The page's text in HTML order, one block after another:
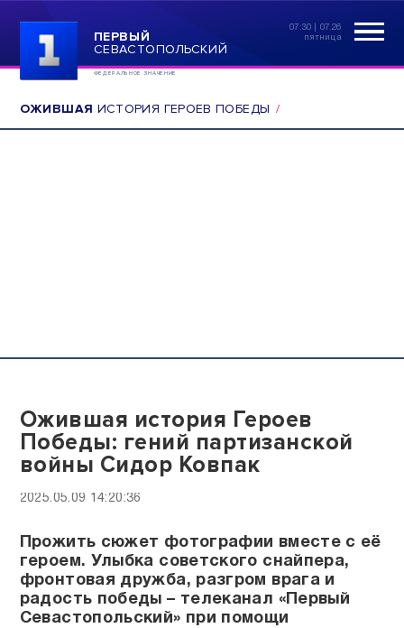
ПЕРВЫЙ
СЕВАСТОПОЛЬСКИЙ
ФЕДЕРАЛЬНОЕ ЗНАЧЕНИЕ
07:30 | 07.26
пятница
ОЖИВШАЯ ИСТОРИЯ ГЕРОЕВ ПОБЕДЫ
Ожившая история Героев
Победы: гений партизанской
войны Сидор Ковпак
2025.05.09 14:20:36
Прожить сюжет фотографии вместе с её
героем. Улыбка советского снайпера,
фронтовая дружба, разгром врага и
радость победы – телеканал «Первый
Севастопольский» при помощи